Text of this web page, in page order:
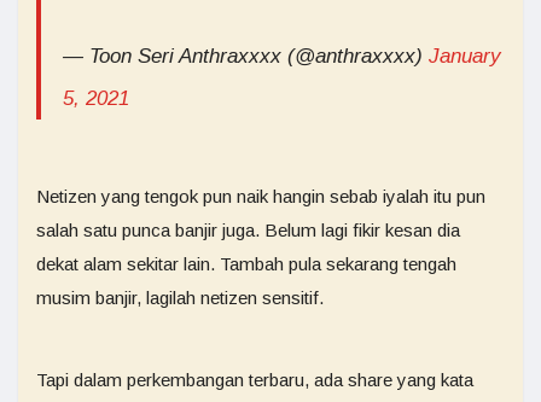
— Toon Seri Anthraxxxx (@anthraxxxx) January
5, 2021
Netizen yang tengok pun naik hangin sebab iyalah itu pun
salah satu punca banjir juga. Belum lagi fikir kesan dia
dekat alam sekitar lain. Tambah pula sekarang tengah
musim banjir, lagilah netizen sensitif.
Tapi dalam perkembangan terbaru, ada share yang kata